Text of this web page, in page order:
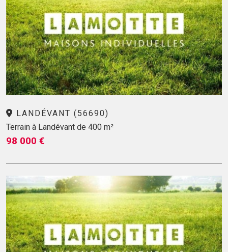
LANDÉVANT (56690)
Terrain à Landévant de 400 m²
98 000 €